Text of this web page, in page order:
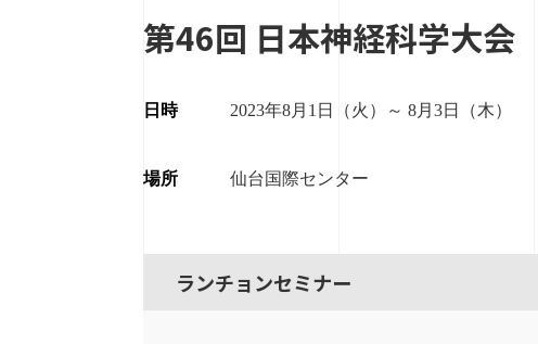
第46回 日本神経科学大会
日時 2023年8月1日（火）～ 8月3日（木）
場所 仙台国際センター
ランチョンセミナー